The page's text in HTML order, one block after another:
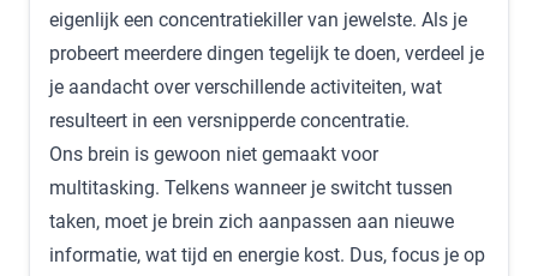
eigenlijk een concentratiekiller van jewelste. Als je
probeert meerdere dingen tegelijk te doen, verdeel je
je aandacht over verschillende activiteiten, wat
resulteert in een versnipperde concentratie.
Ons brein is gewoon niet gemaakt voor
multitasking. Telkens wanneer je switcht tussen
taken, moet je brein zich aanpassen aan nieuwe
informatie, wat tijd en energie kost. Dus, focus je op